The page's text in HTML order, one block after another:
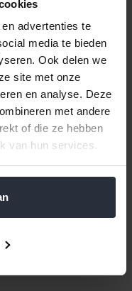
advertenties te
media te bieden
Ook delen we
site met onze
en analyse. Deze
met andere
of die ze hebben
van hun services.
vakken
€8,99 Incl. btw